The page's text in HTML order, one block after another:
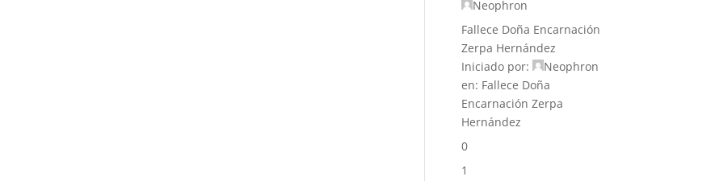
Neophron
Fallece Doña Encarnación
Zerpa Hernández
Iniciado por:
Neophron
en: Fallece Doña
Encarnación Zerpa
Hernández
0
1